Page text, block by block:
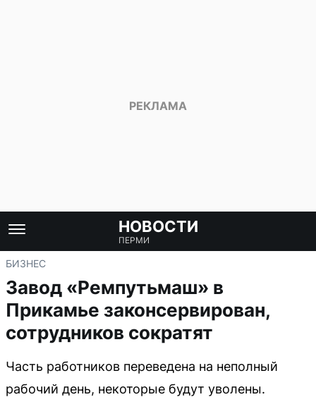
НОВОСТИ
ПЕРМИ
БИЗНЕС
Завод «Ремпутьмаш» в
Прикамье законсервирован,
сотрудников сократят
Часть работников переведена на неполный
рабочий день, некоторые будут уволены.